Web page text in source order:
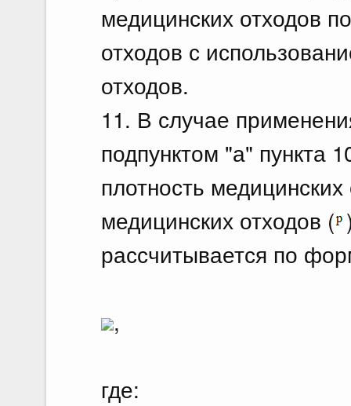
медицинских отходов
отходов с
отходов.
11. В случае
подпунктом "а" пункта
плотность
медицинских отходов (
рассчитывается по
,
где: